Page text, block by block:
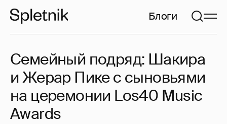
Блоги
Семейный подряд: Шакира
и Жерар Пике с сыновьями
на церемонии Los40 Music
Awards